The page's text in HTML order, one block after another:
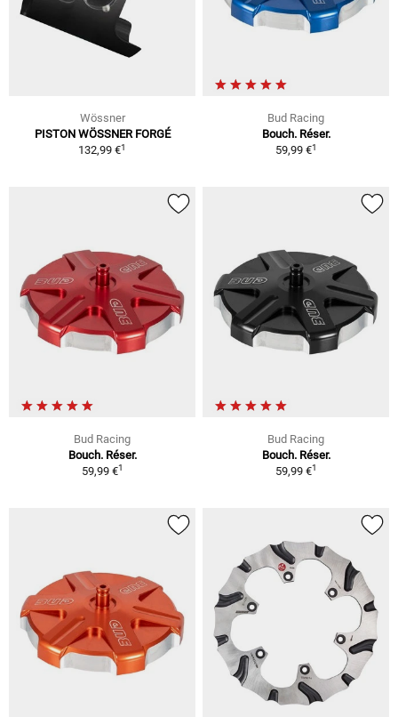
Wössner
PISTON WÖSSNER FORGÉ
132,99 €1
Bud Racing
Bouch. Réser.
59,99 €1
Bud Racing
Bouch. Réser.
59,99 €1
Bud Racing
Bouch. Réser.
59,99 €1